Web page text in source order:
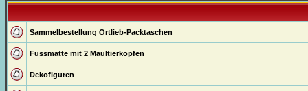
Sammelbestellung Ortlieb-Packtaschen
Fussmatte mit 2 Maultierköpfen
Dekofiguren